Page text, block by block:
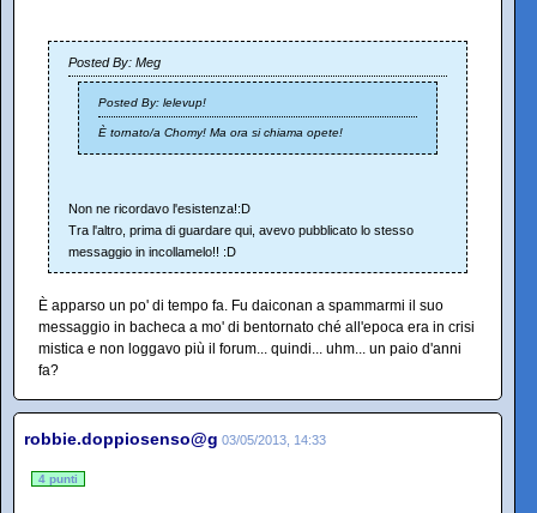
Posted By: Meg
Posted By: lelevup!
È tornato/a Chomy! Ma ora si chiama opete!
Non ne ricordavo l'esistenza!:D
Tra l'altro, prima di guardare qui, avevo pubblicato lo stesso
messaggio in incollamelo!! :D
È apparso un po' di tempo fa. Fu daiconan a spammarmi il suo
messaggio in bacheca a mo' di bentornato ché all'epoca era in crisi
mistica e non loggavo più il forum... quindi... uhm... un paio d'anni
fa?
robbie.doppiosenso@g 03/05/2013, 14:33
4 punti